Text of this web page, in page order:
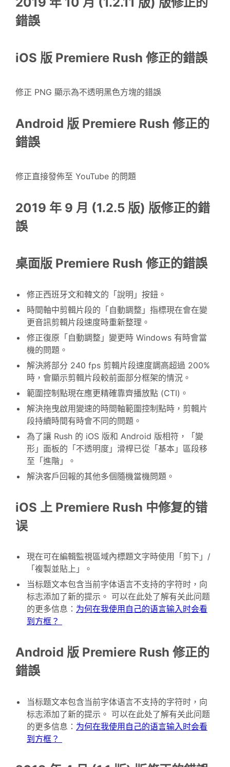
錯誤
iOS 版 Premiere Rush 修正的錯誤
修正 PNG 顯示為不透明黑色方塊的錯誤
Android 版 Premiere Rush 修正的
錯誤
修正直接發佈至 YouTube 的問題
2019 年 9 月 (1.2.5 版) 版修正的錯
誤
桌面版 Premiere Rush 修正的錯誤
修正西班牙文和韓文的「說明」按鈕。
時間軸中剪輯片段的「自動調整」指標現在會在變
更音訊剪輯片段速度時重新整理。
修正復原「自動調整」變更時 Windows 有時會當
機的問題。
解決將部分 240 fps 剪輯片段速度調高超過 200%
時，會顯示剪輯片段較前面部分框架的情況。
範圍控制點現在應更精確靠齊播放點 (CTI)。
解決拖曳啟用變速的時間軸範圍控制點時，剪輯片
段持續時間有時會不同的問題。
為了讓 Rush 的 iOS 版和 Android 版相符，「變
形」面板的「不透明度」滑桿已從「基本」區段移
至「進階」。
解決客戶回報的其他多個隨機當機問題。
iOS 上 Premiere Rush 中修复的错
误
現在可在編輯監視區域內標題文字時使用「剪下」/
「複製並貼上」。
当标题文本包含当前字体语言不支持的字符时，向
标志添加了新的提示。 可以在此处了解有关此问题
的更多信息： 为何在我使用自己的语言输入时会看
到方框？
Android 版 Premiere Rush 修正的
錯誤
当标题文本包含当前字体语言不支持的字符时，向
标志添加了新的提示。 可以在此处了解有关此问题
的更多信息： 为何在我使用自己的语言输入时会看
到方框？